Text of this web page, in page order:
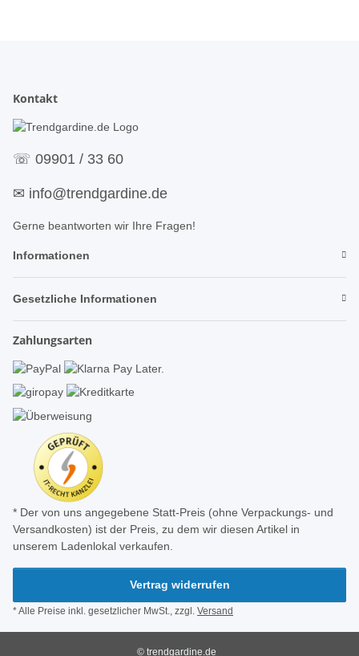
Kontakt
☏ 09901 / 33 60
✉ info@trendgardine.de
Gerne beantworten wir Ihre Fragen!
Informationen
Gesetzliche Informationen
Zahlungsarten
* Der von uns angegebene Statt-Preis (ohne Verpackungs- und
Versandkosten) ist der Preis, zu dem wir diesen Artikel in
unserem Ladenlokal verkaufen.
Vertrag widerrufen
* Alle Preise inkl. gesetzlicher MwSt., zzgl. Versand
© trendgardine.de